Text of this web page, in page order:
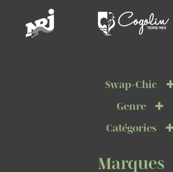
Swap-Chic
Genre
Catégories
Marques